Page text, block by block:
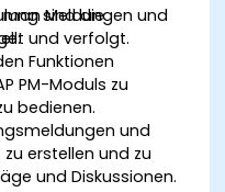
Meldungen und
und verfolgt.
sind die
Funktionen
PM-Moduls zu
bedienen.
und
erstellen und zu
und Diskussionen.